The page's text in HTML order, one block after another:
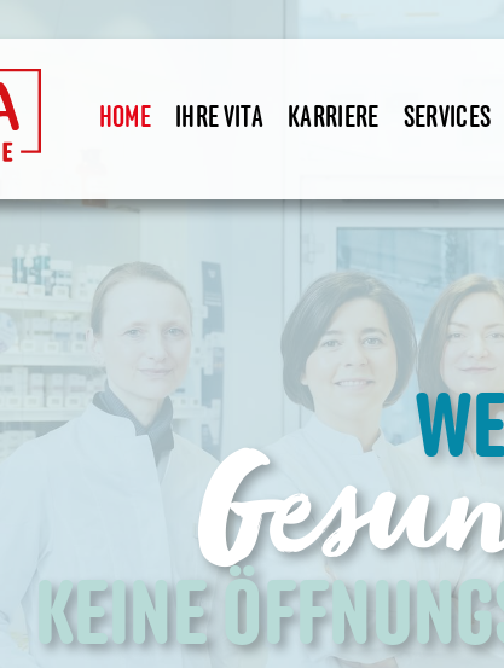
Hamburg |
HOME IHRE VITA KARRIERE SERVICES
KEINE